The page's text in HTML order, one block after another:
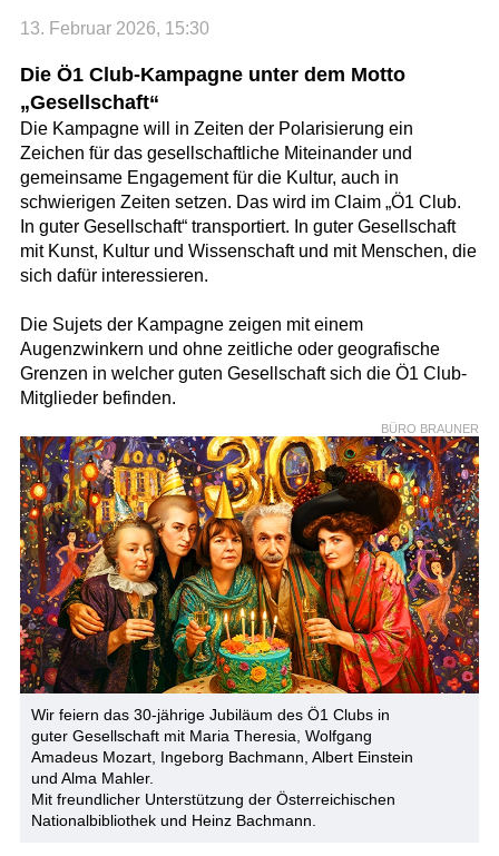
13. Februar 2026, 15:30
Die Ö1 Club-Kampagne unter dem Motto
„Gesellschaft“
Die Kampagne will in Zeiten der Polarisierung ein
Zeichen für das gesellschaftliche Miteinander und
gemeinsame Engagement für die Kultur, auch in
schwierigen Zeiten setzen. Das wird im Claim „Ö1 Club.
In guter Gesellschaft“ transportiert. In guter Gesellschaft
mit Kunst, Kultur und Wissenschaft und mit Menschen, die
sich dafür interessieren.
Die Sujets der Kampagne zeigen mit einem
Augenzwinkern und ohne zeitliche oder geografische
Grenzen in welcher guten Gesellschaft sich die Ö1 Club-
Mitglieder befinden.
Wir feiern das 30-jährige Jubiläum des Ö1 Clubs in
guter Gesellschaft mit Maria Theresia, Wolfgang
Amadeus Mozart, Ingeborg Bachmann, Albert Einstein
und Alma Mahler.
Mit freundlicher Unterstützung der Österreichischen
Nationalbibliothek und Heinz Bachmann.
BÜRO BRAUNER